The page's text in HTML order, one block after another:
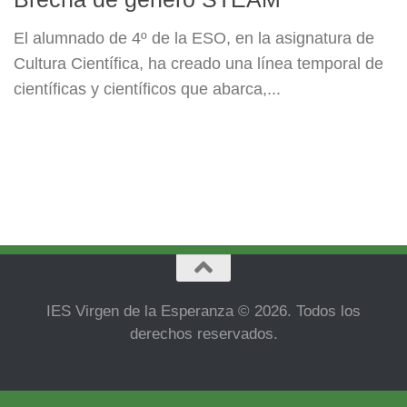
El alumnado de 4º de la ESO, en la asignatura de
Cultura Científica, ha creado una línea temporal de
científicas y científicos que abarca,...
IES Virgen de la Esperanza © 2026. Todos los
derechos reservados.